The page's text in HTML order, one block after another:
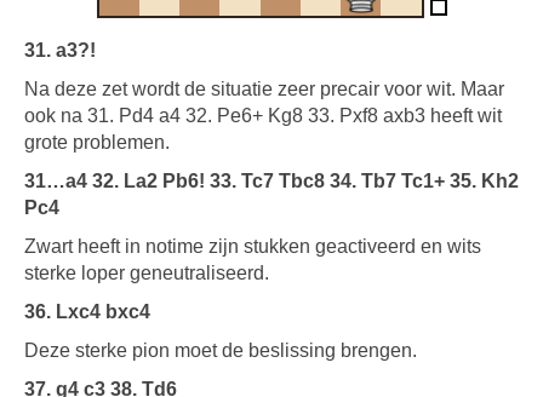
31. a3?!
Na deze zet wordt de situatie zeer precair voor wit. Maar
ook na 31. Pd4 a4 32. Pe6+ Kg8 33. Pxf8 axb3 heeft wit
grote problemen.
31…a4 32. La2 Pb6! 33. Tc7 Tbc8 34. Tb7 Tc1+ 35. Kh2
Pc4
Zwart heeft in notime zijn stukken geactiveerd en wits
sterke loper geneutraliseerd.
36. Lxc4 bxc4
Deze sterke pion moet de beslissing brengen.
37. g4 c3 38. Td6